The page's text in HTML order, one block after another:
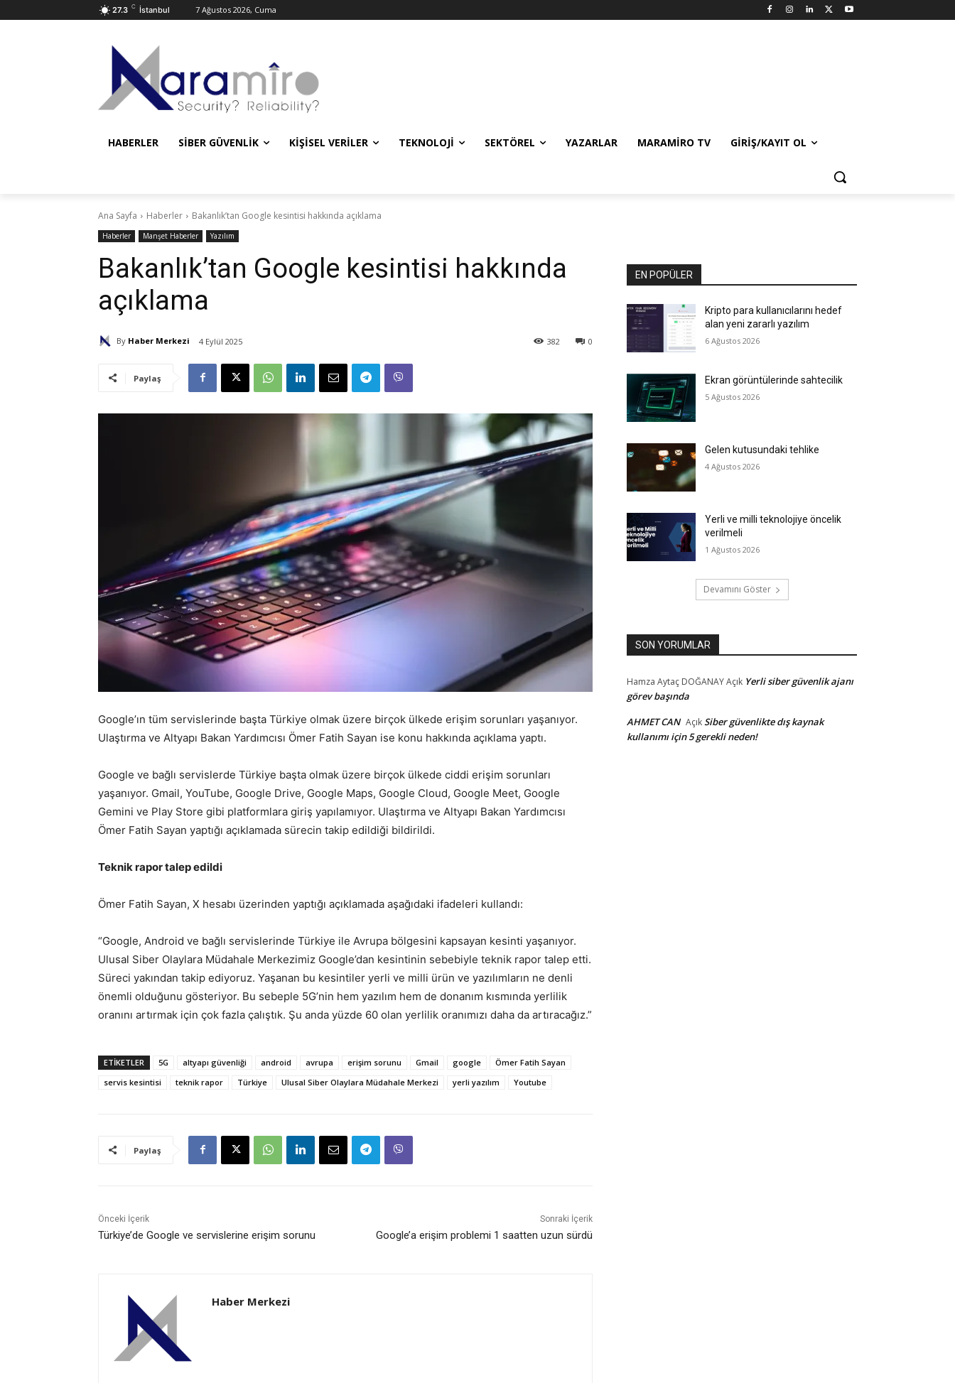
27.3 C İstanbul 7 Ağustos 2026, Cuma
HABERLER SIBER GÜVENLIK KIŞISEL VERILER TEKNOLOJI SEKTÖREL YAZARLAR MARAMIRO TV GIRIŞ/KAYIT OL
Ana Sayfa Haberler Bakanlık’tan Google kesintisi hakkında açıklama
Haberler Manşet Haberler Yazılım
Bakanlık’tan Google kesintisi hakkında
açıklama
By Haber Merkezi 4 Eylül 2025 0
382
Paylaş
Google’ın tüm servislerinde başta Türkiye olmak üzere birçok ülkede erişim sorunları yaşanıyor.
Ulaştırma ve Altyapı Bakan Yardımcısı Ömer Fatih Sayan ise konu hakkında açıklama yaptı.
Google ve bağlı servislerde Türkiye başta olmak üzere birçok ülkede ciddi erişim sorunları
yaşanıyor. Gmail, YouTube, Google Drive, Google Maps, Google Cloud, Google Meet, Google
Gemini ve Play Store gibi platformlara giriş yapılamıyor. Ulaştırma ve Altyapı Bakan Yardımcısı
Ömer Fatih Sayan yaptığı açıklamada sürecin takip edildiği bildirildi.
Teknik rapor talep edildi
Ömer Fatih Sayan, X hesabı üzerinden yaptığı açıklamada aşağıdaki ifadeleri kullandı:
“Google, Android ve bağlı servislerinde Türkiye ile Avrupa bölgesini kapsayan kesinti yaşanıyor.
Ulusal Siber Olaylara Müdahale Merkezimiz Google’dan kesintinin sebebiyle teknik rapor talep etti.
Süreci yakından takip ediyoruz. Yaşanan bu kesintiler yerli ve milli ürün ve yazılımların ne denli
önemli olduğunu gösteriyor. Bu sebeple 5G’nin hem yazılım hem de donanım kısmında yerlilik
oranını artırmak için çok fazla çalıştık. Şu anda yüzde 60 olan yerlilik oranımızı daha da artıracağız.”
ETİKETLER 5G altyapı güvenliği android avrupa erişim sorunu Gmail google
Ömer Fatih Sayan
servis kesintisi
teknik rapor Türkiye Ulusal Siber Olaylara Müdahale Merkezi yerli yazılım Youtube
Paylaş
Önceki İçerik
Türkiye’de Google ve servislerine erişim sorunu
Sonraki İçerik
Google’a erişim problemi 1 saatten uzun sürdü
Haber Merkezi
EN POPÜLER
Kripto para kullanıcılarını hedef
alan yeni zararlı yazılım
6 Ağustos 2026
Ekran görüntülerinde sahtecilik
5 Ağustos 2026
Gelen kutusundaki tehlike
4 Ağustos 2026
Yerli ve milli teknolojiye öncelik
verilmeli
1 Ağustos 2026
Devamını Göster
SON YORUMLAR
Hamza Aytaç DOĞANAYAçık Yerli siber güvenlik ajanı
görev başında
AHMET CAN AçıkSiber güvenlikte dış kaynak
kullanımı için 5 gerekli neden!